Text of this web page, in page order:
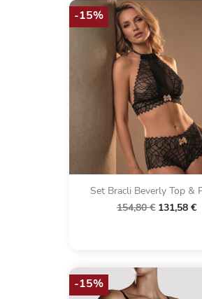
Set Bracli Beverly Top &
154,80 € 131,58 €
-15%
-15%